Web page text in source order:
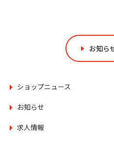
お知ら
ショップニュース
お知らせ
求人情報